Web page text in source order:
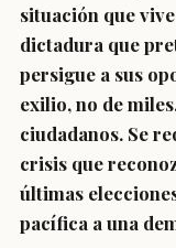
situación que
dictadura que
persigue a sus
exilio, no de
ciudadanos. Se
crisis que
últimas
pacífica a una